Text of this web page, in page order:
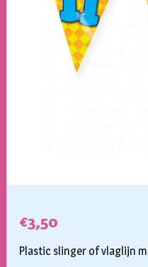
€3,50
Plastic slinger of vlaglijn